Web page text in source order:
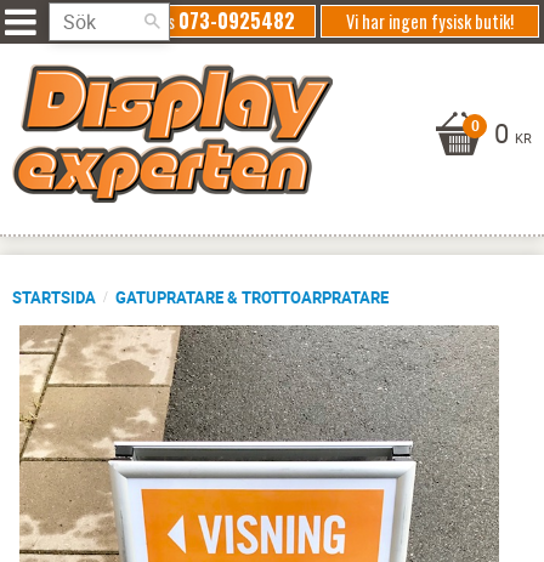
Vi har ingen fysisk butik!
Ring oss073-0925482
0 KR
STARTSIDA GATUPRATARE & TROTTOARPRATARE